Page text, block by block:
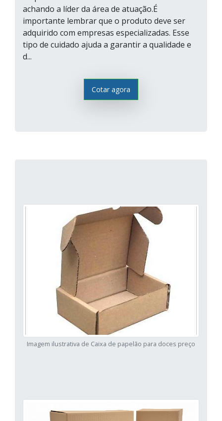
achando a líder da área de atuação.É
importante lembrar que o produto deve ser
adquirido com empresas especializadas. Esse
tipo de cuidado ajuda a garantir a qualidade e
d...
Cotar agora
Imagem ilustrativa de Caixa de papelão para doces preço